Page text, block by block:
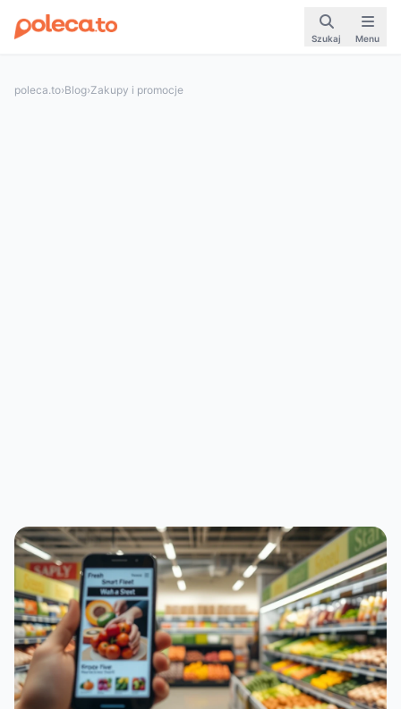
Szukaj Menu
poleca.to›Blog›Zakupy i promocje